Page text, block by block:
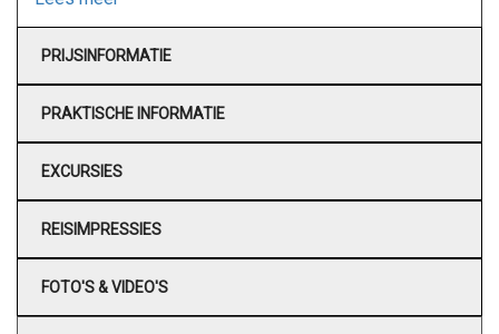
PRIJSINFORMATIE
PRAKTISCHE INFORMATIE
EXCURSIES
REISIMPRESSIES
FOTO'S & VIDEO'S